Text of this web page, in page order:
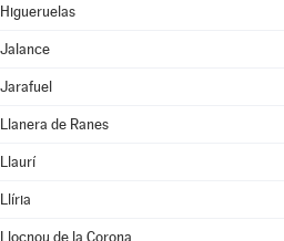
Higueruelas
Jalance
Jarafuel
Llanera de Ranes
Llaurí
Llíria
Llocnou de la Corona